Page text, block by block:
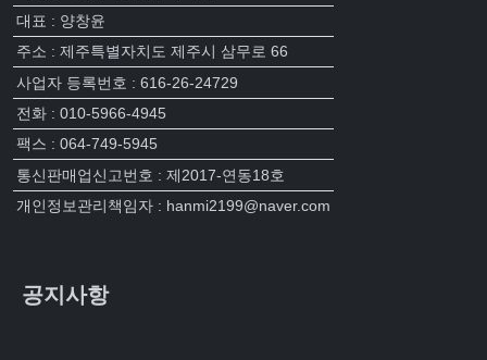
대표 : 양창윤
주소 : 제주특별자치도 제주시 삼무로 66
사업자 등록번호 : 616-26-24729
전화 : 010-5966-4945
팩스 : 064-749-5945
통신판매업신고번호 : 제2017-연동18호
개인정보관리책임자 : hanmi2199@naver.com
공지사항